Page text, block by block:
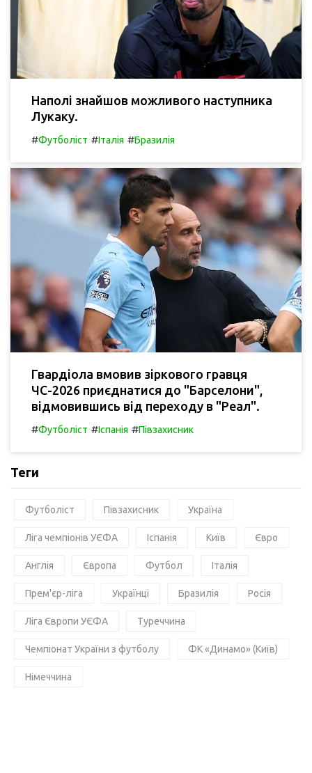
Наполі знайшов можливого наступника
Лукаку.
#Футболіст #Італія #Бразилія
Гвардіола вмовив зіркового гравця
ЧС-2026 приєднатися до "Барселони",
відмовившись від переходу в "Реал".
#Футболіст #Іспанія #Півзахисник
Теги
Футболіст Півзахисник Україна
Ліга чемпіонів УЄФА Іспанія Київ Євро
Англія Європа Футбол Італія
Прем'єр-ліга Українці Бразилія Росія
Ліга Європи УЄФА Туреччина
Чемпіонат України з футболу ФК «Динамо» (Київ)
Німеччина